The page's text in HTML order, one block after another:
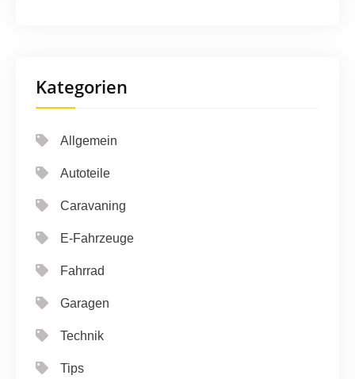
Kategorien
Allgemein
Autoteile
Caravaning
E-Fahrzeuge
Fahrrad
Garagen
Technik
Tips